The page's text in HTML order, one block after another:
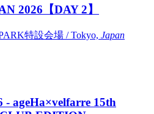
2026【DAY 2】
特設会場 / Tokyo, Japan
- ageHa×velfarre 15th